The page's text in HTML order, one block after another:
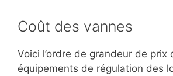
Coût des vannes
Voici l’ordre de grandeur de prix
équipements de régulation des